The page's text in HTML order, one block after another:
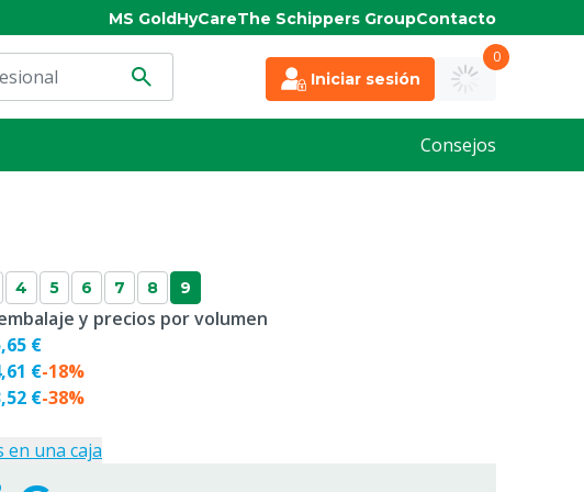
MS GoldHyCareThe Schippers GroupContacto
Iniciar sesión
0
Consejos
4 5 6 7 8 9
y precios por volumen
€
€
€
-18%
-38%
en una caja